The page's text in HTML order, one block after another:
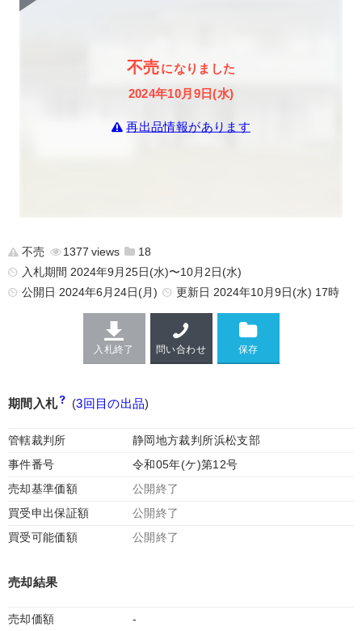
不売になりました
2024年10月9日(水)
再出品情報があります
不売 1377
18
入札期間 2024年9月25日(水)〜10月2日(水)
公開日 2024年6月24日(月) 更新日 2024年10月9日(水) 17時
入札終了 問い合わせ
期間入札 (3回目の出品)
管轄裁判所
静岡地方裁判所浜松支部
事件番号
令和05年(ケ)第12号
売却基準価額
公開終了
買受申出保証額
公開終了
買受可能価額
公開終了
売却結果
売却価額
-